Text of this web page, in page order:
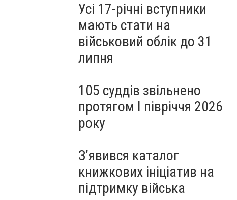
Усі 17-річні вступники
мають стати на
військовий облік до 31
липня
105 суддів звільнено
протягом I півріччя 2026
року
З’явився каталог
книжкових ініціатив на
підтримку війська